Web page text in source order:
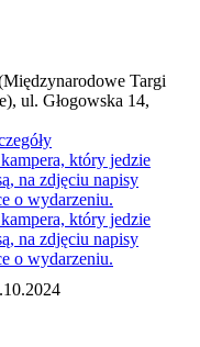
Targi
ul. Głogowska 14,